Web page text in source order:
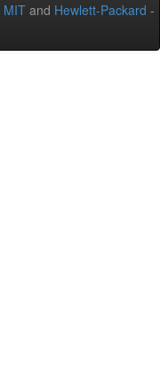
MIT and Hewlett-Packard -